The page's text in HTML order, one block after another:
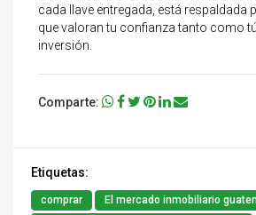
cada llave entregada, está respaldada
que valoran tu confianza tanto como
inversión.
Comparte:
Etiquetas:
comprar
El mercado inmobiliario